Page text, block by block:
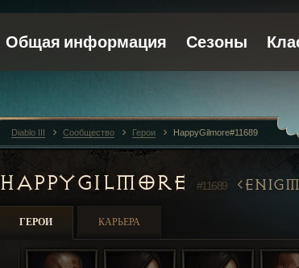
HAPPYGILMORE #11689
ГЕРОИ КАРЬЕРА
Diablo III Сообщество Герои HappyGilmore#11689